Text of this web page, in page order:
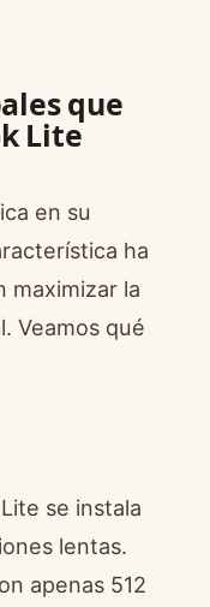
que
Lite
en su
ha
maximizar la
Veamos qué
se instala
lentas.
apenas 512